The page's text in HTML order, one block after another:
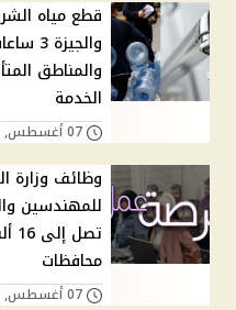
قطع مياه
والمناطق
الخدمة
07 أغسطس, 2026 12:58 م
وظائف وزارة
للمهندسين
محافظات
07 أغسطس, 2026 12:40 م